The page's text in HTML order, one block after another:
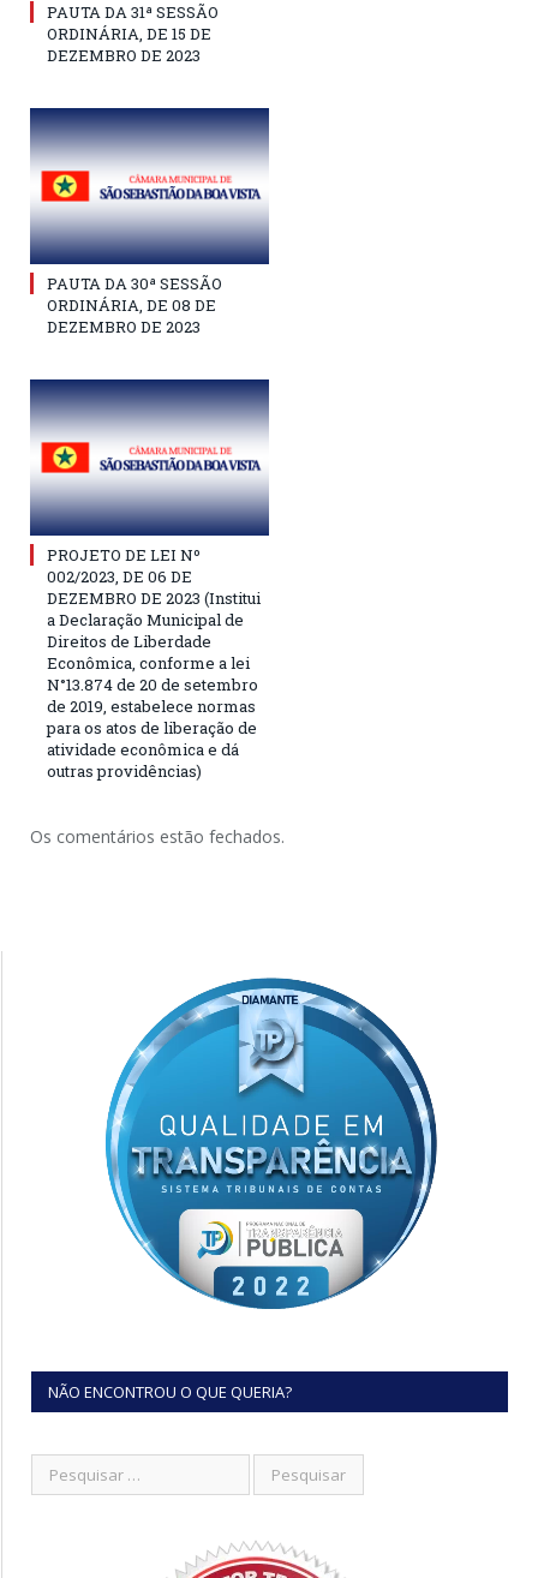
PAUTA DA 31ª SESSÃO
ORDINÁRIA, DE 15 DE
DEZEMBRO DE 2023
PAUTA DA 30ª SESSÃO
ORDINÁRIA, DE 08 DE
DEZEMBRO DE 2023
PROJETO DE LEI Nº
002/2023, DE 06 DE
DEZEMBRO DE 2023 (Institui
a Declaração Municipal de
Direitos de Liberdade
Econômica, conforme a lei
N°13.874 de 20 de setembro
de 2019, estabelece normas
para os atos de liberação de
atividade econômica e dá
outras providências)
Os comentários estão fechados.
NÃO ENCONTROU O QUE QUERIA?